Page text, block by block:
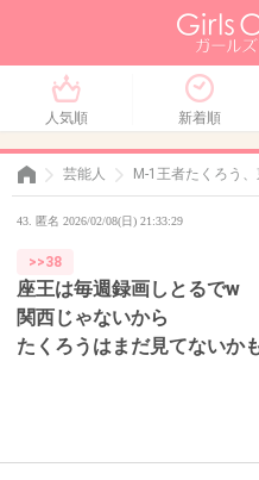
人気順 新着順
芸能人 M-1王者たくろう
43. 匿名 2026/02/08(日) 21:33:29
>>38
座王は毎週録画しとるでw
関西じゃないから
たくろうはまだ見てないか